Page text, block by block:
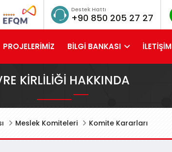
Destek Hattı
+90 850 205 27 27
PROJELERİMİZ BİLGİ BANKASI İLETİŞİM
KIRLILIĞI HAKKINDA
Meslek Komiteleri Komite Kararları